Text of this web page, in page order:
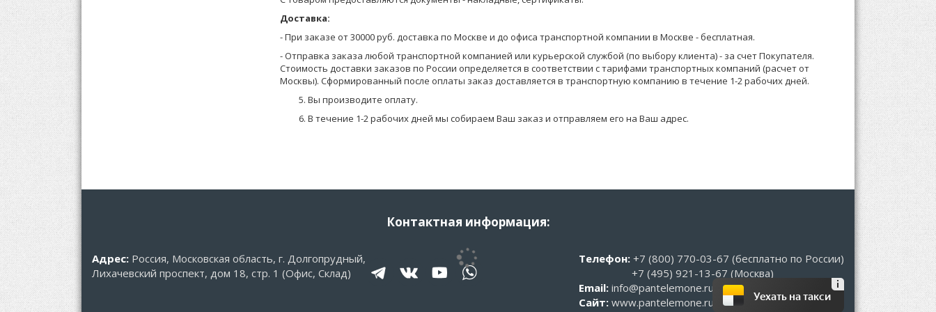
Подходит для комплекта с брюками PDB-259.
Мы высылаем Вам бланки заказа с ценами на электронную почту.
Вы формируете заказ в бланках (в формате Эксель) и отправляете его менеджеру или формируете заказ по телефону.
Уточняем детали оплаты и доставки, мы предоставляем Вам скидку в зависимости от суммы заказа, Выставляем счет
на оплату.
Вы производите оплату.
В течение 1-2 рабочих дней мы собираем Ваш заказ и отправляем его на Ваш адрес.
Доставка:
- При заказе от 30000 руб. доставка по Москве и до офиса транспортной компании в Москве -бесплатная.
- Отправка заказа любой транспортной компанией или курьерской службой (по выбору клиента) - за счет Покупателя.
Стоимость доставки заказов по России определяется в соответствии с тарифами транспортных компаний (расчет от
Москвы). Сформированный после оплаты заказ доставляется в транспортную компанию в течение 1-2 рабочих дней.
Контактная информация:
Адрес: Россия, Московская область, г. Долгопрудный,
Лихачевский проспект, дом 18, стр. 1 (Офис, Склад)
Телефон: +7 (800) 770-03-67 (бесплатно по России)
+7 (495) 921-13-67 (Москва)
Email: info@pantelemone.ru
Сайт: www.pantelemone.ru Уехать на такси